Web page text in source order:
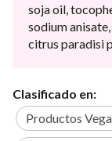
soja oil,
sodium
citrus paradisi
Clasificado en:
Productos